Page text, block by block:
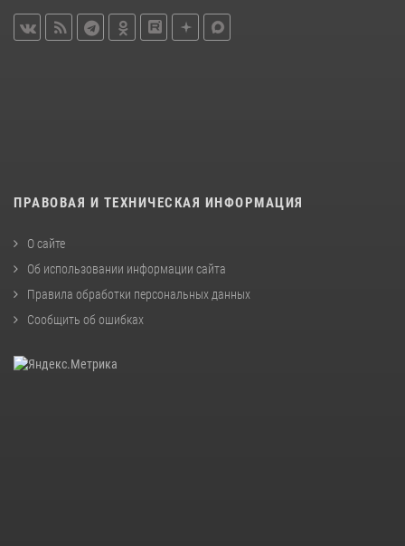
ПРАВОВАЯ И ТЕХНИЧЕСКАЯ ИНФОРМАЦИЯ
О сайте
Об использовании информации сайта
Правила обработки персональных данных
Сообщить об ошибках